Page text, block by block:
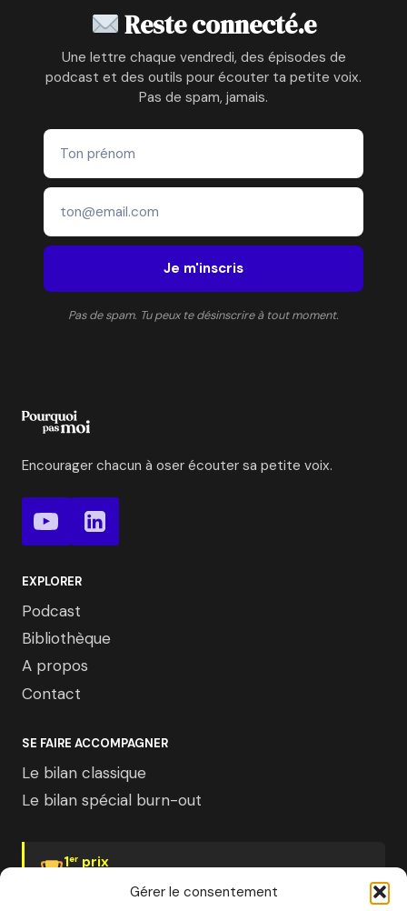
Gérer le consentement
Reste connecté.e
Une lettre chaque vendredi, des épisodes de
podcast et des outils pour écouter ta petite voix.
Pas de spam, jamais.
Je m'inscris
Pas de spam. Tu peux te désinscrire à tout moment.
Encourager chacun à oser écouter sa petite voix.
EXPLORER
Podcast
Bibliothèque
A propos
Contact
SE FAIRE ACCOMPAGNER
Le bilan classique
Le bilan spécial burn-out
1er prix